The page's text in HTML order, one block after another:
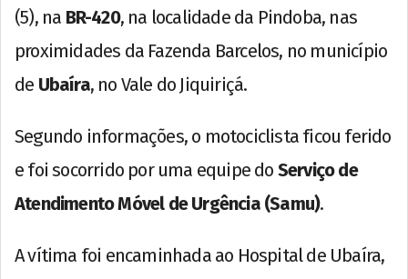
(5), na BR-420, na localidade da Pindoba, nas
proximidades da Fazenda Barcelos, no município
de Ubaíra, no Vale do Jiquiriçá.
Segundo informações, o motociclista ficou ferido
e foi socorrido por uma equipe do Serviço de
Atendimento Móvel de Urgência (Samu).
A vítima foi encaminhada ao Hospital de Ubaíra,